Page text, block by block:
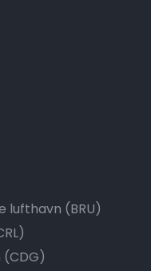
lufthavn (BRU)
(CDG)